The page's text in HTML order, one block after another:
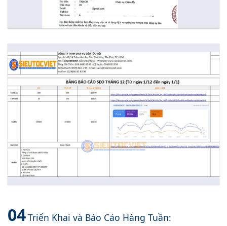
04Triển Khai và Báo Cáo Hàng Tuần: